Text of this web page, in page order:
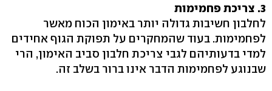
3. צריכת פחמימות
לחלבון חשיבות גדולה יותר באימון הכוח מאשר
לפחמימות. בעוד שהמחקרים על תפוקת הגוף אחידים
למדי בדעותיהם לגבי צריכת חלבון סביב האימון, הרי
שבנוגע לפחמימות הדבר אינו ברור בשלב זה.